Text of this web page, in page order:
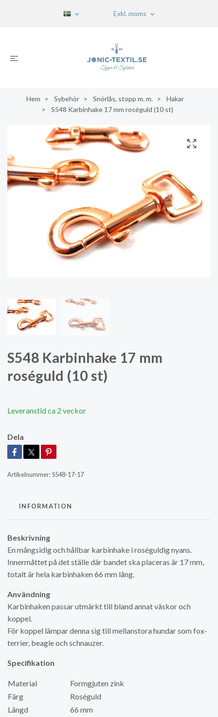
Exkl. moms
Hem Sybehör Snörlås, stopp m. m.
Hakar
S548 Karbinhake 17 mm roséguld (10 st)
S548 Karbinhake 17 mm
roséguld (10 st)
Leveranstid ca 2 veckor
Dela
Artikelnummer:S548-17-17
INFORMATION
Beskrivning
En mångsidig och hållbar karbinhake i roséguldig nyans.
Innermåttet på det ställe där bandet ska placeras är 17 mm,
totalt är hela karbinhaken 66 mm lång.
Användning
Karbinhaken passar utmärkt till bland annat väskor och
koppel.
För koppel lämpar denna sig till mellanstora hundar som fox-
terrier, beagle och schnauzer.
Specifikation
Material
Formgjuten zink
Färg
Roséguld
Längd
66 mm